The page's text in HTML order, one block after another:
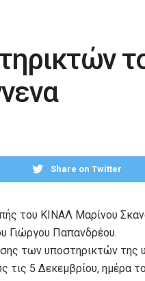
Share on Twitter
του ΚΙΝΑΛ Μαρίνου
Γιώργου Παπανδρέου.
των υποστηρικτών της
τις 5 Δεκεμβρίου, ημέρα